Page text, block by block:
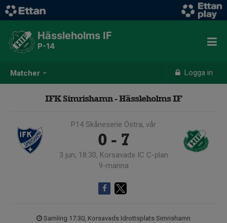
Matcher Logga in
Hässleholms IF
P-14
IFK Simrishamn - Hässleholms IF
P14 Skåneserie Östra, vår
0 - 7
3 jun, 18:30, Korsavads IC C-plan
9-manna
Samling 17:30, Korsavads Idrottsplats Simrishamn